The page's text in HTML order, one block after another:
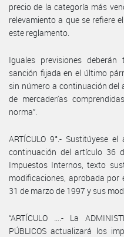
precio de la categoría más
relevamiento a que se refiere
este reglamento.
Iguales previsiones
sanción fijada en el último
sin número a continuación del
de mercaderías
norma”.
ARTÍCULO 9°.- Sustitúyese
continuación del artículo 36
Impuestos Internos, texto
modificaciones, aprobada por
31 de marzo de 1997 y sus
“ARTÍCULO ….- La
PÚBLICOS actualizará los